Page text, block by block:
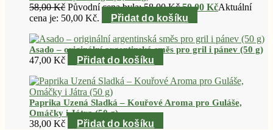
58,00Kč Původní cena byla: 58,00 Kč.50,00 KčAktuální
cena je: 50,00 Kč.
Přidat do košíku
Asado – originální argentinská směs pro gril i pánev (50 g)
47,00 Kč Přidat do košíku
Paprika Uzená Sladká – Kouřové Aroma pro Guláše,
Omáčky i Játra (50 g)
38,00 Kč Přidat do košíku